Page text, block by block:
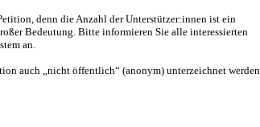
denn die Anzahl der Unterstützer:innen ist ein
Bedeutung. Bitte informieren Sie alle interessierten
an.
auch „nicht öffentlich“ (anonym) unterzeichnet werden.